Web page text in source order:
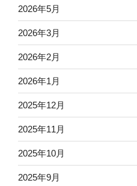
2026年5月
2026年3月
2026年2月
2026年1月
2025年12月
2025年11月
2025年10月
2025年9月